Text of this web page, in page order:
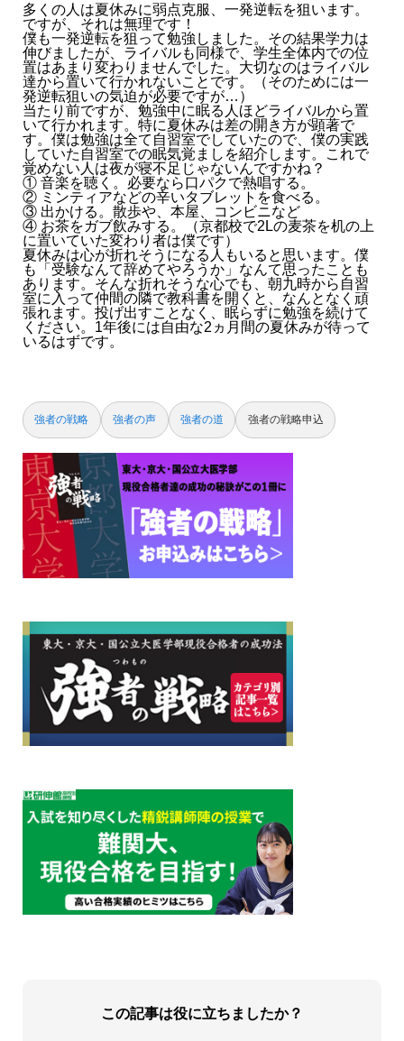
多くの人は夏休みに弱点克服、一発逆転を狙います。
ですが、それは無理です！
僕も一発逆転を狙って勉強しました。その結果学力は
伸びましたが、ライバルも同様で、学生全体内での位
置はあまり変わりませんでした。大切なのはライバル
達から置いて行かれないことです。（そのためには一
発逆転狙いの気迫が必要ですが…）
当たり前ですが、勉強中に眠る人ほどライバルから置
いて行かれます。特に夏休みは差の開き方が顕著で
す。僕は勉強は全て自習室でしていたので、僕の実践
していた自習室での眠気覚ましを紹介します。これで
覚めない人は夜が寝不足じゃないんですかね？
① 音楽を聴く。必要なら口パクで熱唱する。
② ミンティアなどの辛いタブレットを食べる。
③ 出かける。散歩や、本屋、コンビニなど
④ お茶をガブ飲みする。（京都校で2Lの麦茶を机の上
に置いていた変わり者は僕です）
夏休みは心が折れそうになる人もいると思います。僕
も「受験なんて辞めてやろうか」なんて思ったことも
あります。そんな折れそうな心でも、朝九時から自習
室に入って仲間の隣で教科書を開くと、なんとなく頑
張れます。投げ出すことなく、眠らずに勉強を続けて
ください。1年後には自由な2ヵ月間の夏休みが待って
いるはずです。
強者の戦略 強者の声 強者の道 強者の戦略申込
この記事は役に立ちましたか？